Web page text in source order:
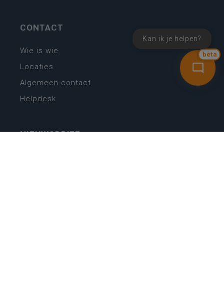
bèta
Kan ik je helpen?
CONTACT
Wie is wie
Locaties
Algemeen contact
Helpdesk
NIEUWSBRIEF